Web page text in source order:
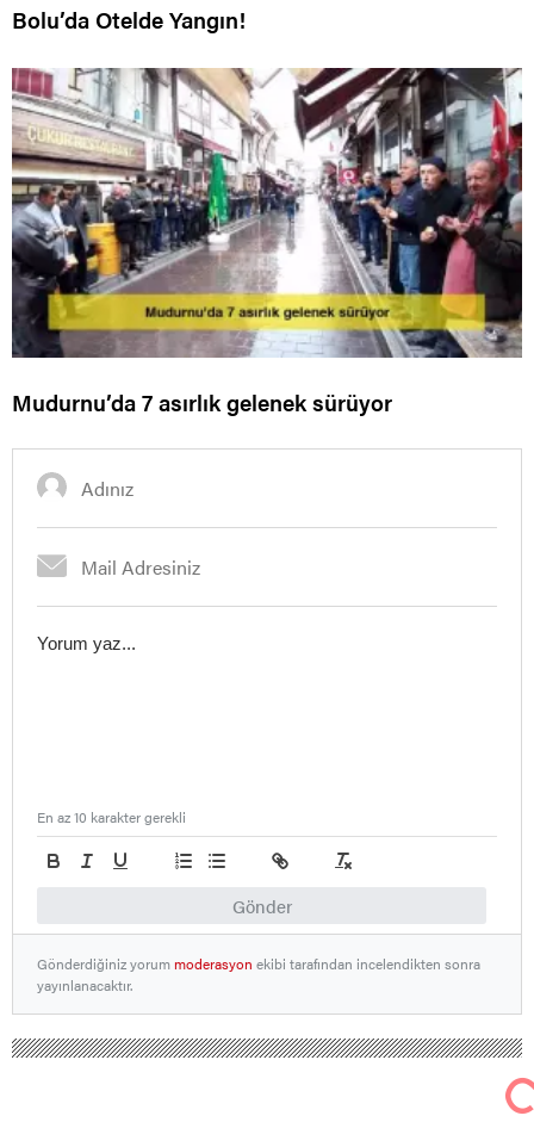
Bolu’da Otelde Yangın!
Mudurnu’da 7 asırlık gelenek sürüyor
Gönder
En az 10 karakter gerekli
Gönderdiğiniz yorummoderasyon ekibi tarafından incelendikten sonra
yayınlanacaktır.